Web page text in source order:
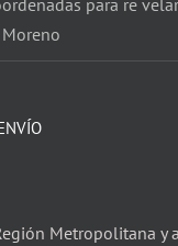
para re
Metropolitana y